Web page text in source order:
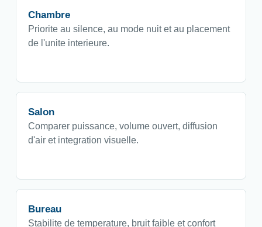
Chambre
Priorite au silence, au mode nuit et au placement
de l'unite interieure.
Salon
Comparer puissance, volume ouvert, diffusion
d'air et integration visuelle.
Bureau
Stabilite de temperature, bruit faible et confort